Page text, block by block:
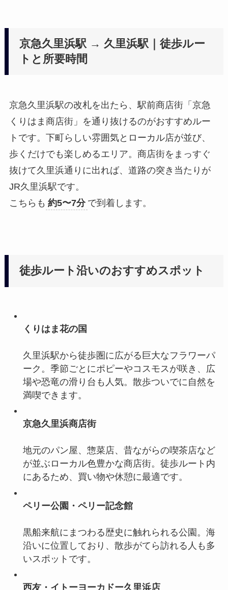
京急久里浜駅 → 久里浜駅｜徒歩ルー
トと所要時間
京急久里浜駅の改札を出たら、駅前商店街「京急
くりはま商店街」を通り抜けるのがおすすめルー
トです。下町らしい雰囲気とローカル店が並び、
歩くだけでも楽しめるエリア。商店街をまっすぐ
抜けて久里浜通りに出れば、道路の突き当たりが
JR久里浜駅です。
こちらも 約5〜7分 で到着します。
徒歩ルート沿いのおすすめスポット
くりはま花の国
久里浜駅から徒歩圏に広がる巨大なフラワーパ
ーク。季節ごとにポピーやコスモスが咲き、広
場や恐竜の滑り台も人気。散歩ついでに自然を
満喫できます。
京急久里浜商店街
地元のパン屋、惣菜店、昔ながらの喫茶店など
が並ぶローカル色豊かな商店街。徒歩ルート内
にあるため、買い物や休憩に最適です。
ペリー公園・ペリー記念館
黒船来航にまつわる歴史に触れられる公園。海
沿いに位置しており、散歩がてら訪れる人も多
いスポットです。
西友・イトーヨーカドー久里浜店